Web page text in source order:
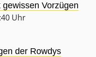
gewissen Vorzügen
Uhr
der Rowdys